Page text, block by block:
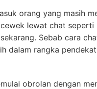
orang yang masih
lewat chat seperti
Sebab cara
dalam rangka
obrolan dengan